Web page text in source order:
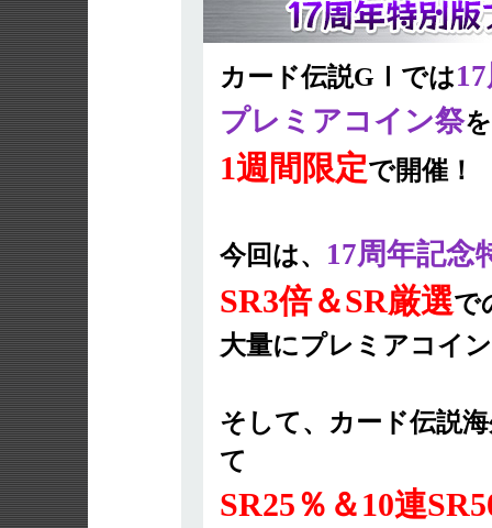
カード伝説GⅠでは
プレミアコイン祭を
1週間限定で開催！
今回は、 17周年記念
SR3倍＆SR厳選で
大量にプレミアコイ
そして、カード伝説
て
SR25％＆10連